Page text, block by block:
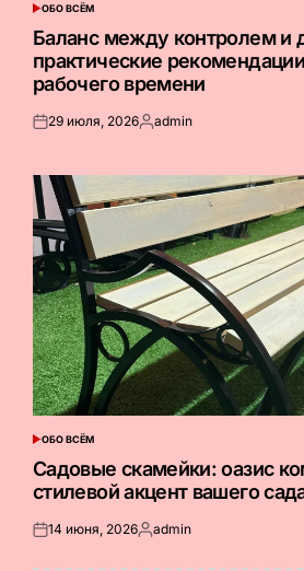
ОПУБЛИКОВАНО
В
ОБО ВСЁМ
Баланс между контролем и
практические
рабочего времени
Опубликовано
29 июля, 2026Запись
admin
ОПУБЛИКОВАНО
ОБО ВСЁМ
Садовые скамейки: оазис
стилевой акцент вашего
Опубликовано
14 июня, 2026Запись
admin